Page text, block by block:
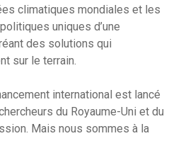
climatiques mondiales et les
uniques d’une
des solutions qui
sur le terrain.
international est lancé
du Royaume-Uni et du
Mais nous sommes à la